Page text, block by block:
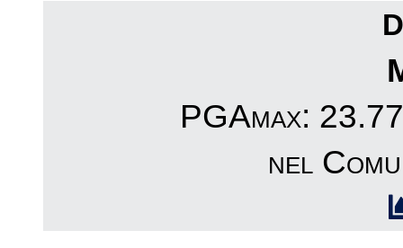
PGAmax:
nel